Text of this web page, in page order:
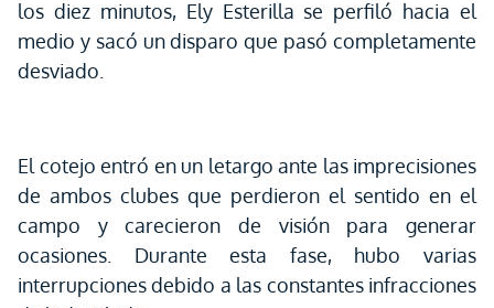
los diez minutos, Ely Esterilla se perfiló hacia el
medio y sacó un disparo que pasó completamente
desviado.
El cotejo entró en un letargo ante las imprecisiones
de ambos clubes que perdieron el sentido en el
campo y carecieron de visión para generar
ocasiones. Durante esta fase, hubo varias
interrupciones debido a las constantes infracciones